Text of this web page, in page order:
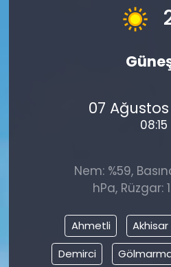
07
08:15
Nem: %59,
hPa, Rüzgar:
Ahmetli Akhisar
Demirci